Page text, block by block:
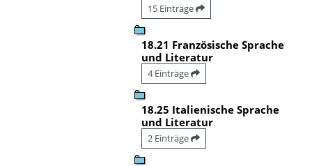
15 Einträge
18.21 Französische Sprache
und Literatur
4 Einträge
18.25 Italienische Sprache
und Literatur
2 Einträge